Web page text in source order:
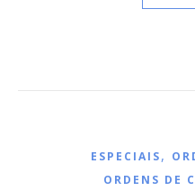
ESPECIAIS,
ORDENS DE